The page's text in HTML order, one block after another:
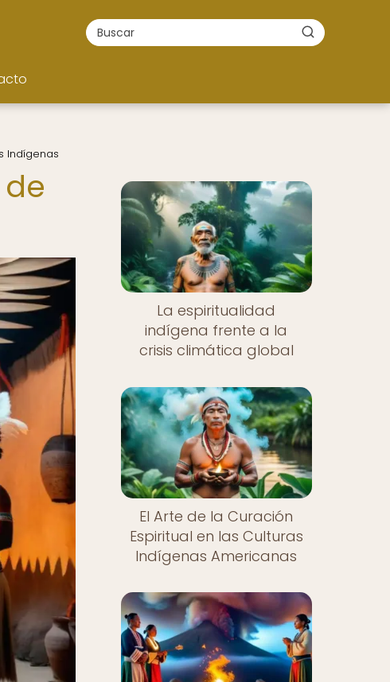
Indígenas
La espiritualidad
indígena frente a la
crisis climática global
El Arte de la Curación
Espiritual en las Culturas
Indígenas Americanas